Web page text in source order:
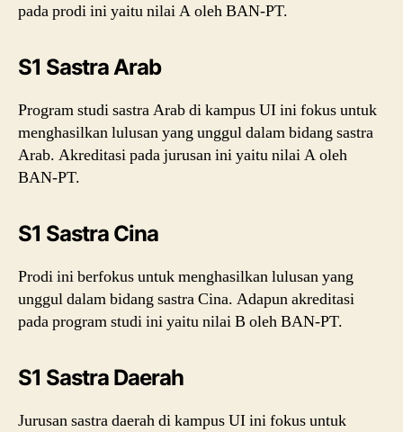
pada prodi ini yaitu nilai A oleh BAN-PT.
S1 Sastra Arab
Program studi sastra Arab di kampus UI ini fokus untuk
menghasilkan lulusan yang unggul dalam bidang sastra
Arab. Akreditasi pada jurusan ini yaitu nilai A oleh
BAN-PT.
S1 Sastra Cina
Prodi ini berfokus untuk menghasilkan lulusan yang
unggul dalam bidang sastra Cina. Adapun akreditasi
pada program studi ini yaitu nilai B oleh BAN-PT.
S1 Sastra Daerah
Jurusan sastra daerah di kampus UI ini fokus untuk